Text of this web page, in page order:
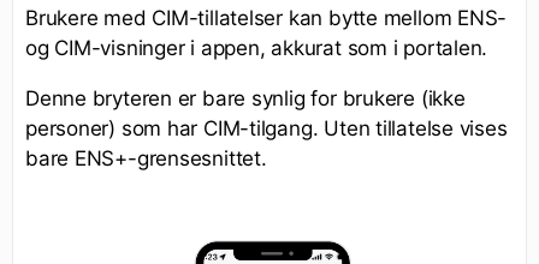
Brukere med CIM-tillatelser kan bytte mellom ENS-
og CIM-visninger i appen, akkurat som i portalen.
Denne bryteren er bare synlig for brukere (ikke
personer) som har CIM-tilgang. Uten tillatelse vises
bare ENS+-grensesnittet.